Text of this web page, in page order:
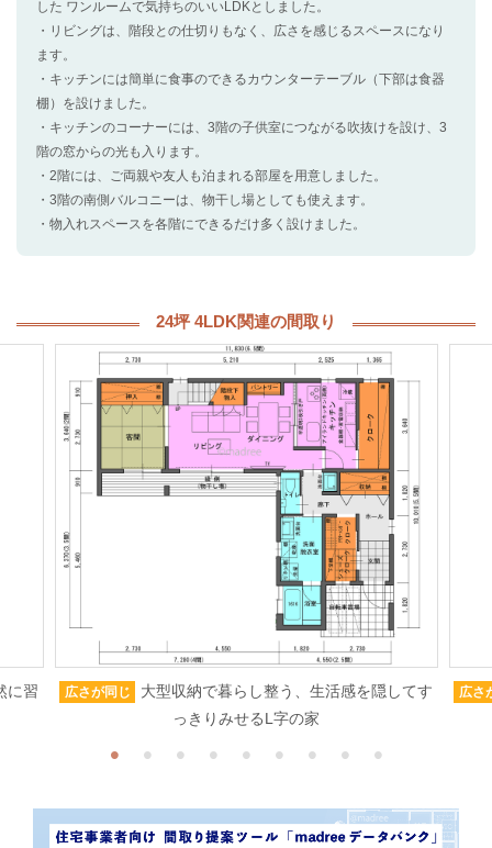
した ワンルームで気持ちのいいLDKとしました。
・リビングは、階段との仕切りもなく、広さを感じるスペースになり
ます。
・キッチンには簡単に食事のできるカウンターテーブル（下部は食器
棚）を設けました。
・キッチンのコーナーには、3階の子供室につながる吹抜けを設け、3
階の窓からの光も入ります。
・2階には、ご両親や友人も泊まれる部屋を用意しました。
・3階の南側バルコニーは、物干し場としても使えます。
・物入れスペースを各階にできるだけ多く設けました。
24坪 4LDK関連の間取り
に習 広さが同じ
大型収納で暮らし整う、生活感を隠してす
っきりみせるL字の家
広さ